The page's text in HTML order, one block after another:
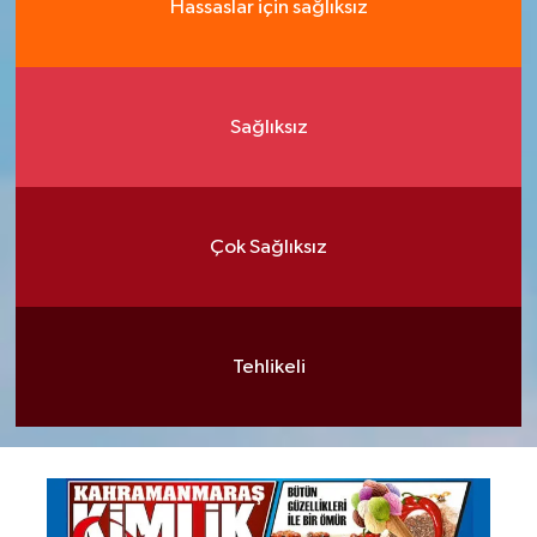
Hassaslar için sağlıksız
Sağlıksız
Çok Sağlıksız
Tehlikeli